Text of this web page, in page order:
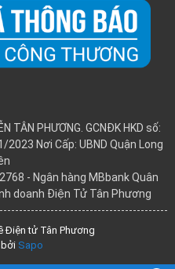
TÂN PHƯƠNG. GCNĐK HKD số:
Nơi Cấp: UBND Quận Long
- Ngân hàng MBbank Quân
doanh Điện Tử Tân Phương
Điện tử Tân Phương
bởi Sapo